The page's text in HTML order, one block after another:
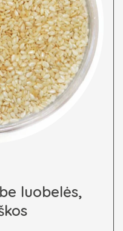
luobelės,